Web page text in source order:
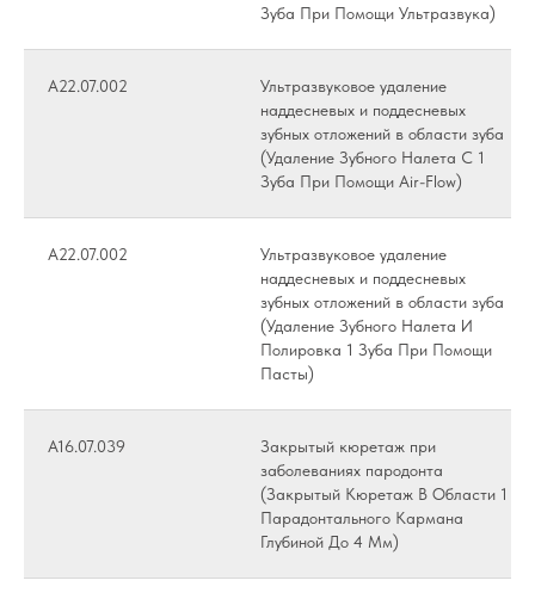
Зуба При Помощи Ультразвука)
А22.07.002
Ультразвуковое удаление
наддесневых и поддесневых
зубных отложений в области зуба
(Удаление Зубного Налета С 1
Зуба При Помощи Air-Flow)
А22.07.002
Ультразвуковое удаление
наддесневых и поддесневых
зубных отложений в области зуба
(Удаление Зубного Налета И
Полировка 1 Зуба При Помощи
Пасты)
А16.07.039
Закрытый кюретаж при
заболеваниях пародонта
(Закрытый Кюретаж В Области 1
Парадонтального Кармана
Глубиной До 4 Мм)